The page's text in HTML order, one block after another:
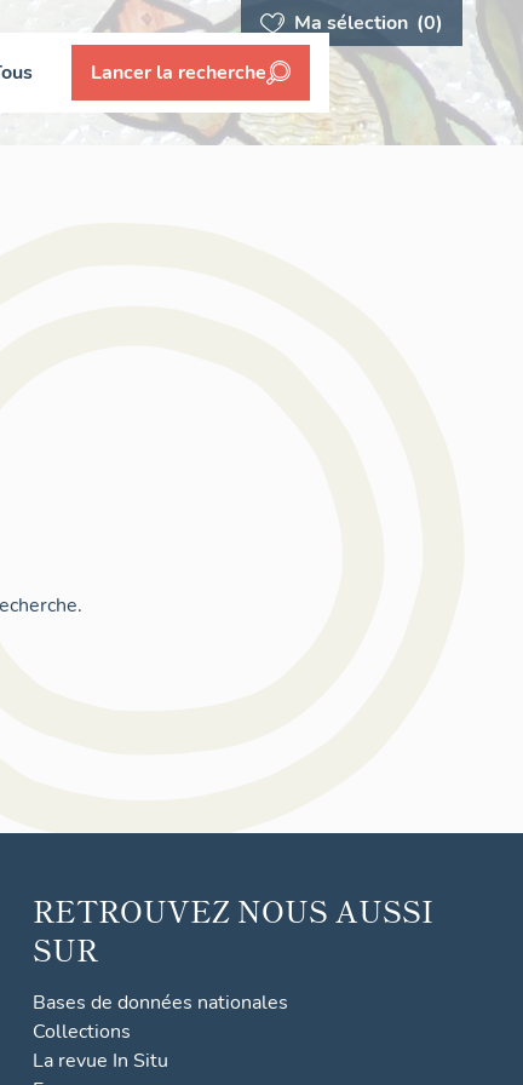
Ma sélection (0)
Lancer la recherche
RETROUVEZ NOUS AUSSI
SUR
Bases de données nationales
Collections
La revue In Situ